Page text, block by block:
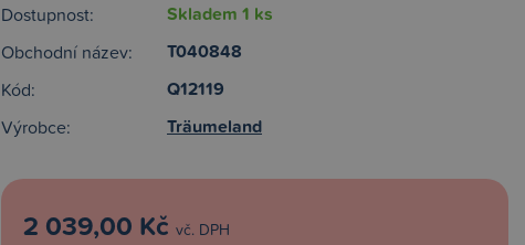
Dostupnost: Skladem 1 ks
Obchodní název: T040848
Kód: Q12119
Výrobce: Träumeland
2 039,00 Kč vč. DPH